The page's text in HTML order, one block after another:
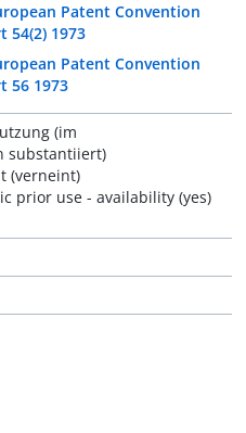
Patent Convention
54(2) 1973
Patent Convention
56 1973
(im
substantiiert)
(verneint)
prior use - availability (yes)